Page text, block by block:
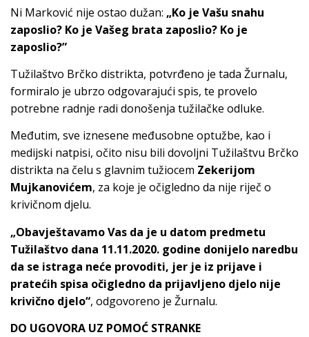
Ni Marković nije ostao dužan: „Ko je Vašu snahu
zaposlio? Ko je Vašeg brata zaposlio? Ko je
zaposlio?”
Tužilaštvo Brčko distrikta, potvrđeno je tada Žurnalu,
formiralo je ubrzo odgovarajući spis, te provelo
potrebne radnje radi donošenja tužilačke odluke.
Međutim, sve iznesene međusobne optužbe, kao i
medijski natpisi, očito nisu bili dovoljni Tužilaštvu Brčko
distrikta na čelu s glavnim tužiocem Zekerijom
Mujkanovićem, za koje je očigledno da nije riječ o
krivičnom djelu.
„Obavještavamo Vas da je u datom predmetu
Tužilaštvo dana 11.11.2020. godine donijelo naredbu
da se istraga neće provoditi, jer je iz prijave i
pratećih spisa očigledno da prijavljeno djelo nije
krivično djelo“, odgovoreno je Žurnalu.
DO UGOVORA UZ POMOĆ STRANKE